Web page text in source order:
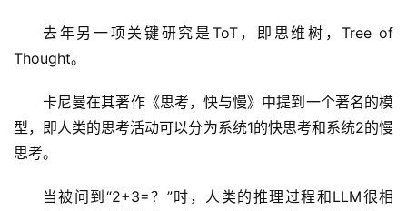
去年另一项关键研究是ToT，即思维树，Tree of
Thought。
卡尼曼在其著作《思考，快与慢》中提到一个著名的模
型，即人类的思考活动可以分为系统1的快思考和系统2的慢
思考。
当被问到“2+3=？”时，人类的推理过程和LLM很相